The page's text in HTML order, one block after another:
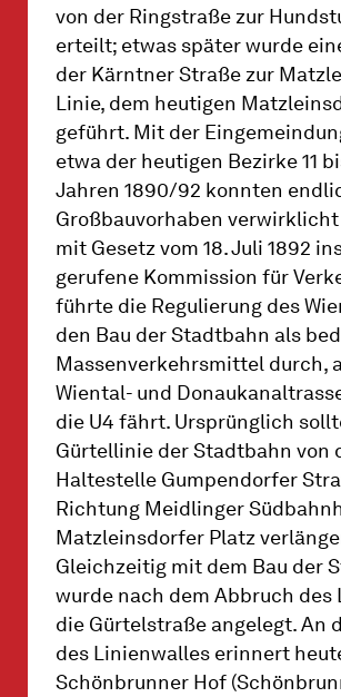
von der Ringstraße zur
erteilt; etwas später wurde
der Kärntner Straße zur
Linie, dem heutigen
geführt. Mit der
etwa der heutigen Bezirke 11
Jahren 1890/92 konnten
Großbauvorhaben
mit Gesetz vom 18. Juli 1892
gerufene Kommission für
führte die Regulierung des
den Bau der Stadtbahn als
Massenverkehrsmittel durch,
Wiental- und
die U4 fährt. Ursprünglich
Gürtellinie der Stadtbahn von
Haltestelle Gumpendorfer
Richtung Meidlinger
Matzleinsdorfer Platz
Gleichzeitig mit dem Bau der
wurde nach dem Abbruch des
die Gürtelstraße angelegt. An
des Linienwalles erinnert
Schönbrunner Hof